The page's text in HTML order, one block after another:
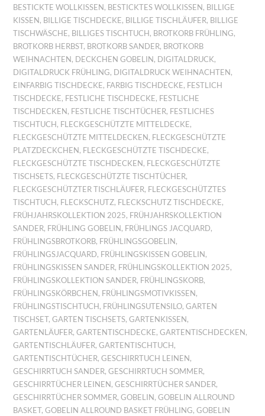
BESTICKTE WOLLKISSEN , BESTICKTES WOLLKISSEN , BILLIGE
KISSEN , BILLIGE TISCHDECKE, BILLIGE TISCHLÄUFER, BILLIGE
TISCHWÄSCHE, BILLIGES TISCHTUCH , BROTKORB FRÜHLING,
BROTKORB HERBST, BROTKORB SANDER, BROTKORB
WEIHNACHTEN , DECKCHEN GOBELIN , DIGITALDRUCK,
DIGITALDRUCK FRÜHLING, DIGITALDRUCK WEIHNACHTEN ,
EINFARBIG TISCHDECKE, FARBIG TISCHDECKE, FESTLICH
TISCHDECKE, FESTLICHE TISCHDECKE, FESTLICHE
TISCHDECKEN , FESTLICHE TISCHTÜCHER, FESTLICHES
TISCHTUCH , FLECKGESCHÜTZTE MITTELDECKE,
FLECKGESCHÜTZTE MITTELDECKEN , FLECKGESCHÜTZTE
PLATZDECKCHEN , FLECKGESCHÜTZTE TISCHDECKE,
FLECKGESCHÜTZTE TISCHDECKEN , FLECKGESCHÜTZTE
TISCHSETS, FLECKGESCHÜTZTE TISCHTÜCHER,
FLECKGESCHÜTZTER TISCHLÄUFER, FLECKGESCHÜTZTES
TISCHTUCH , FLECKSCHUTZ, FLECKSCHUTZ TISCHDECKE,
FRÜHJAHRSKOLLEKTION 2025, FRÜHJAHRSKOLLEKTION
SANDER, FRÜHLING GOBELIN , FRÜHLINGS JACQUARD,
FRÜHLINGSBROTKORB, FRÜHLINGSGOBELIN ,
FRÜHLINGSJACQUARD, FRÜHLINGSKISSEN GOBELIN ,
FRÜHLINGSKISSEN SANDER, FRÜHLINGSKOLLEKTION 2025,
FRÜHLINGSKOLLEKTION SANDER, FRÜHLINGSKORB,
FRÜHLINGSKÖRBCHEN , FRÜHLINGSMOTIVKISSEN ,
FRÜHLINGSTISCHTUCH , FRÜHLINGSUTENSILO,GARTEN
TISCHSET,GARTEN TISCHSETS,GARTENKISSEN ,
GARTENLÄUFER,GARTENTISCHDECKE,GARTENTISCHDECKEN ,
GARTENTISCHLÄUFER,GARTENTISCHTUCH ,
GARTENTISCHTÜCHER,GESCHIRRTUCH LEINEN ,
GESCHIRRTUCH SANDER,GESCHIRRTUCH SOMMER,
GESCHIRRTÜCHER LEINEN ,GESCHIRRTÜCHER SANDER,
GESCHIRRTÜCHER SOMMER,GOBELIN ,GOBELIN ALLROUND
BASKET,GOBELIN ALLROUND BASKET FRÜHLING,GOBELIN